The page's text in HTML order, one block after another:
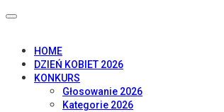
HOME
DZIEŃ KOBIET 2026
KONKURS
Głosowanie 2026
Kategorie 2026